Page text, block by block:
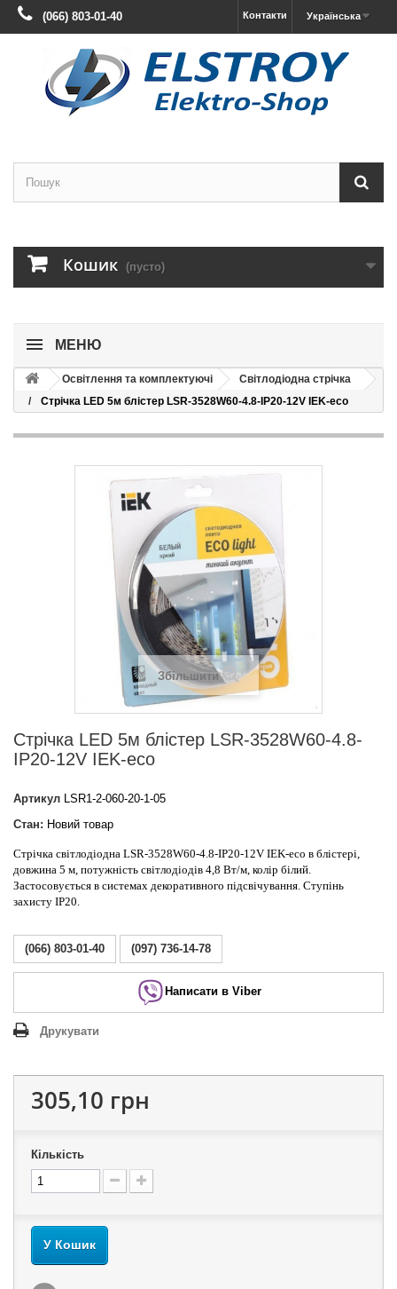
Українська
Контакти
(066) 803-01-40
Кошик (пусто)
МЕНЮ
Освітлення та комплектуючі
Світлодіодна стрічка
Стрічка LED 5м блістер LSR-3528W60-4.8-IP20-12V IEK-eco
Збільшити
Стрічка LED 5м блістер LSR-3528W60-4.8-
IP20-12V IEK-eco
Артикул LSR1-2-060-20-1-05
Стан: Новий товар
Стрічка світлодіодна LSR-3528W60-4.8-IP20-12V IEK-eco в блістері,
довжина 5 м, потужність світлодіодів 4,8 Вт/м, колір білий.
Застосовується в системах декоративного підсвічування. Ступінь
захисту IP20.
(066) 803-01-40 (097) 736-14-78
Написати в Viber
Друкувати
305,10 грн
Кількість
У Кошик